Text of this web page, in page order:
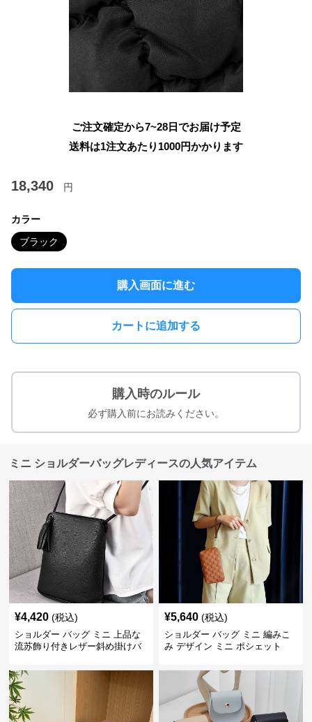
ご注文確定から7~28日でお届け予定
送料は1注文あたり 1000円かかります
18,340 円
カラー
ブラック
購入画面に進む
カートに追加する
購入時のルール
必ず購入前にお読みください。
ミニ ショルダーバッグレディースの人気アイテム
¥4,420 (税込)
ショルダー バッグ ミニ 上品な
流苏飾り付きレザー斜め掛けバ
¥5,640 (税込)
ショルダー バッグ ミニ 編みこ
み デザイン ミニ ポシェット